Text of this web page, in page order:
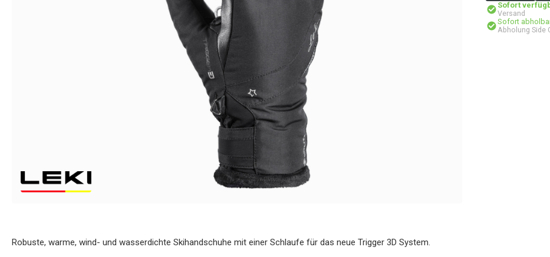
Sofort
Versand
Sofort
Abholung Side
Robuste, warme, wind- und wasserdichte Skihandschuhe mit einer Schlaufe für das neue Trigger 3D System.